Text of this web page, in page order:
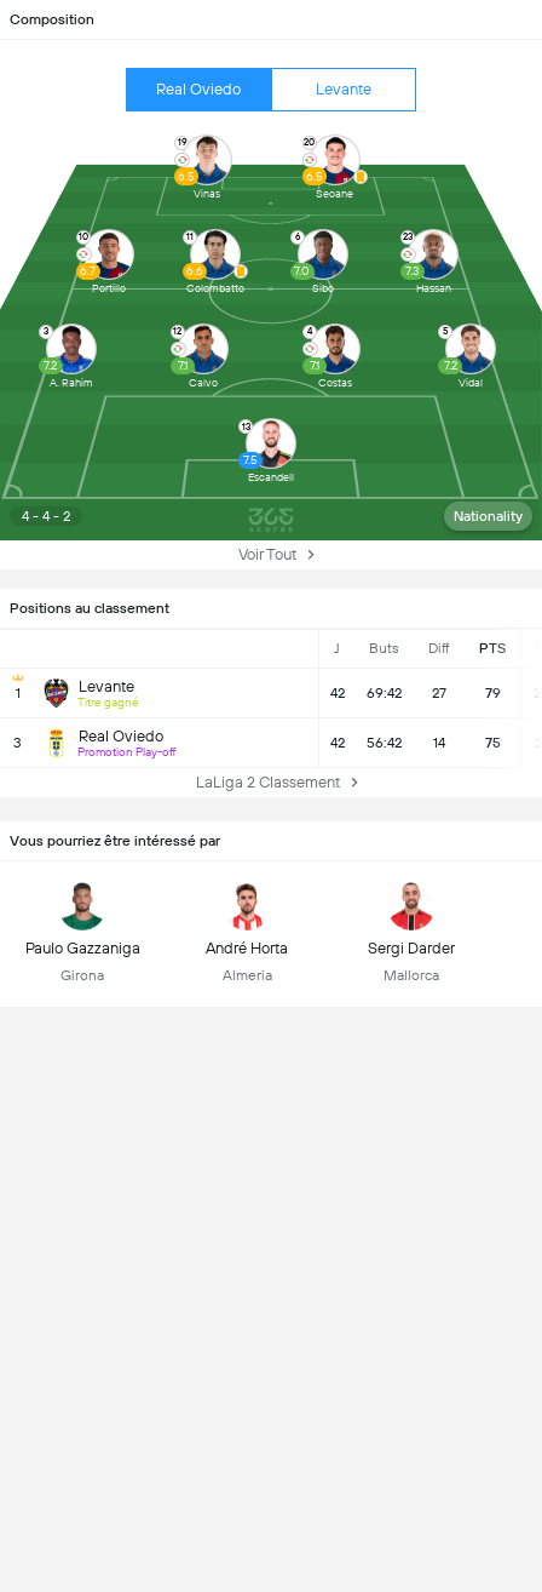
Positions au classement
J Buts Diff PTS
1 Levante
Titre gagné
42 69:42 27 79
3 Real Oviedo
Promotion Play-off
42 56:42 14 75
LaLiga 2 Classement
Composition
Real Oviedo Levante
4 - 4 - 2 Nationality
13
7.5
Escandell
3
7.2
A. Rahim
12
7.1
Calvo
4
7.1
Costas
5
7.2
Vidal
10
6.7
Portillo
11
6.6
Colombatto
6
7.0
Sibo
23
7.3
Hassan
19
6.5
Vinas
20
6.5
Seoane
Voir Tout
Vous pourriez être intéressé par
Paulo Gazzaniga
Girona
André Horta
Almeria
Sergi Darder
Mallorca